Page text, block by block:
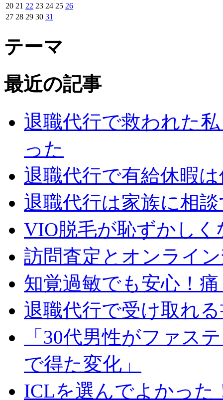
20 21 22 23 24 25 26
27 28 29 30 31
テーマ
最近の記事
退職代行で救われた
った
退職代行で有給休暇
退職代行は家族に相
VIO脱毛が恥ずかしく
訪問査定とオンライ
知覚過敏でも安心！
退職代行で受け取れ
「30代男性がファス
で得た変化」
ICLを選んでよかった